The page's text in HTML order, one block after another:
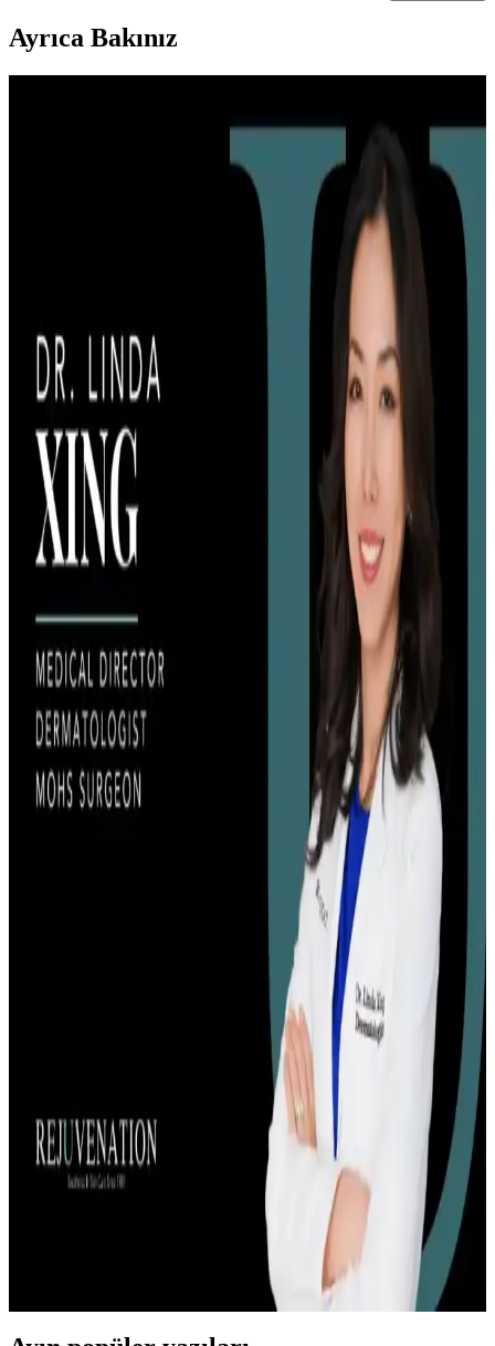
Ayrıca Bakınız
Sülfür sabunu, özellikle mantar kaynaklı sırt aknesinde etkili bir
tedavi seçeneği olarak öne çıkıyor. Kullanım sıklığı ve nemlendirme
Göğüs Bölgesinde Akne ve Cilt Lekeleri: Nedenleri,
Tedavi Yöntemleri ve Bakım Önerileri
folikülit, ter birikimi ve kozmetik ürünler yer alır. Doğru bakım ve
dermatolojik tedavi ile sorunlar kontrol altına alınabilir.
Curel Yoğun Nemlendirici Krem: Hassas ve Sorunlu
Ciltler İçin Etkili Nemlendirme Çözümü
Curel yoğun nemlendirici krem, hassas ve kuru ciltler için kokusuz,
hızlı emilen bir nemlendirme sunar. Kullanıcılar kuruluk ve
pürüzlerde iyileşme gözlemlerken, bazı ciltlerde olumsuz
reaksiyonlar görülebilir.
Akne Ağrısını Azaltmak İçin Dermatolojik Tedavi ve
Akne ağrısını azaltmak için dermatolojik tedavi, uygun cilt bakımı
ve yaşam tarzı değişiklikleri önemlidir. Uzman kontrolünde
uygulanan yöntemler ağrılı aknelerin iyileşmesini sağlar.
Akne Nedenleri ve Etkili Bakım: Hormonal, Genetik
ve Çevresel Faktörlerin Rolü
Akne, hormonal, genetik ve çevresel faktörlerin etkileşimiyle oluşan
karmaşık bir cilt sorunudur. Doğru bakım ve tıbbi destekle kontrol
Akne Tedavisinde 2.5 Ayda Kaydedilen İlerleme ve
Akne tedavisinde yaşam tarzı değişiklikleri, doğru ürün kullanımı ve
psikolojik yaklaşımla 2.5 ayda önemli ilerleme sağlandı. Beslenme,
stres yönetimi ve cilt bakımı birlikte ele alındı.
Niasinamidin Kistik Akneye Yol Açması ve Ciltteki
Farklı Tepkiler Üzerine İnceleme
Niasinamid cilt bakımında yaygın olsa da, bazı kişilerde kistik akne
ve tahriş gibi olumsuz reaksiyonlara neden olabilir. Konsantrasyon
ve cilt tipi önemlidir, yama testi önerilir.
Erkeklerde Akne ve Cilt Bakımı: Dr. Linda Xing'in
Bilimsel Yaklaşımları ve Ürün Önerileri
Dr. Linda Xing, erkeklerde akne ve cilt bakımı için özel ürünler,
doğru rutinler ve tedavi yöntemleri sunuyor. Cilt tipi ve beslenme
ilişkisi gibi önemli detaylara değiniyor.